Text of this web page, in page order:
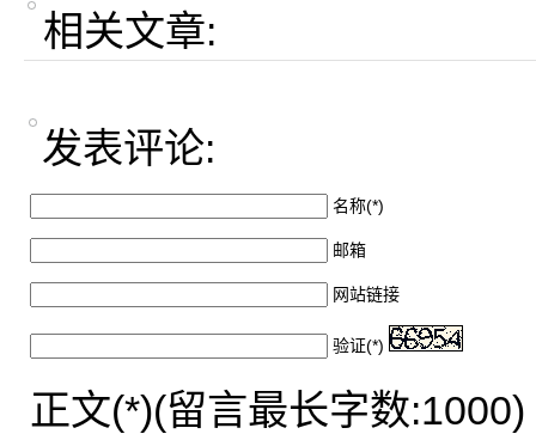
相关文章:
发表评论:
名称(*)
邮箱
网站链接
验证(*)
正文(*)(留言最长字数:1000)